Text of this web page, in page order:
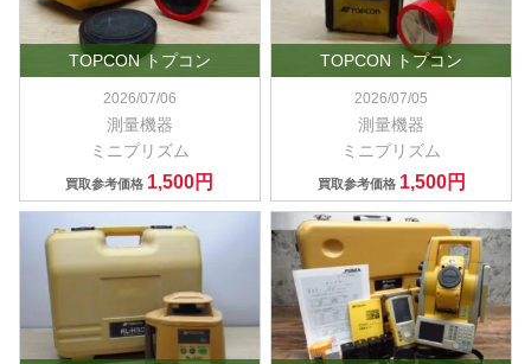
TOPCON トプコン
2026/07/06
測量機器
ミニプリズム
買取参考価格 1,500円
TOPCON トプコン
2026/07/05
測量機器
ミニプリズム
買取参考価格 1,500円